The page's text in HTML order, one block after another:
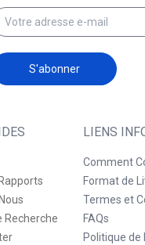
Recherche
LIENS
Comment
Format de
Termes et
FAQs
Politique de
S'abonner